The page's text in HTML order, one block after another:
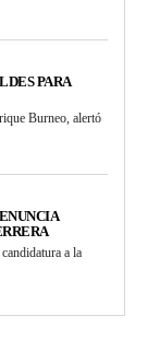
PARA
Burneo, alertó
a la